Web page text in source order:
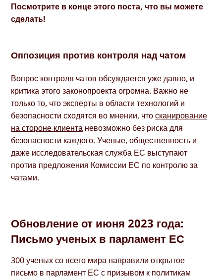
Посмотрите в конце этого поста, что вы можете
сделать!
Оппозиция против контроля над чатом
Вопрос контроля чатов обсуждается уже давно, и
критика этого законопроекта огромна. Важно не
только то, что эксперты в области технологий и
безопасности сходятся во мнении, чтосканирование
на стороне клиента невозможно без риска для
безопасности каждого. Ученые, общественность и
даже исследовательская служба ЕС выступают
против предложения Комиссии ЕС по контролю за
чатами.
Обновление от июня 2023 года:
Письмо ученых в парламент ЕС
300 ученых со всего мира направили открытое
письмо в парламент ЕС с призывом к политикам